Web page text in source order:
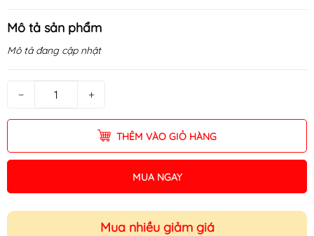
Mô tả sản phẩm
Mô tả đang cập nhật
− +
THÊM VÀO GIỎ HÀNG
MUA NGAY
Mua nhiều giảm giá